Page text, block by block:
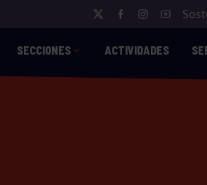
SECCIONES ACTIVIDADES